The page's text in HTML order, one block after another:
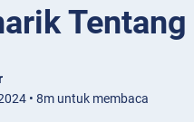
• 8m untuk membaca